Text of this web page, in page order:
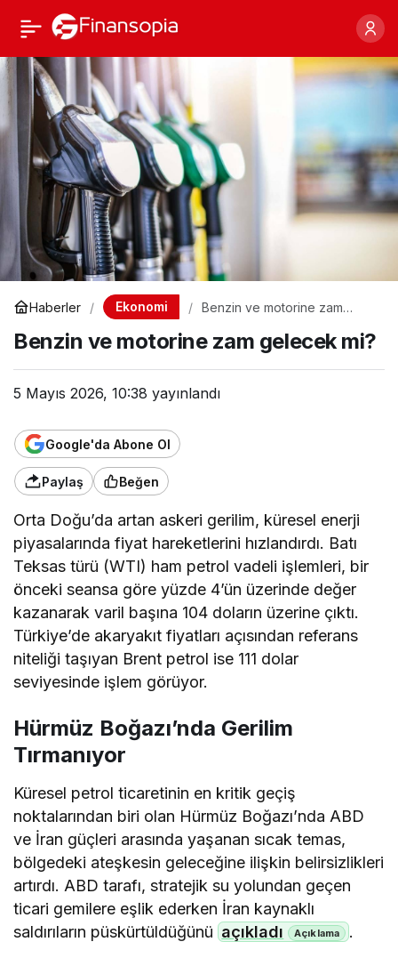
Haberler Ekonomi
Benzin ve motorine zam
Benzin ve motorine zam gelecek mi?
5 Mayıs 2026, 10:38 yayınlandı
Google'da Abone Ol
Paylaş Beğen
Orta Doğu’da artan askeri gerilim, küresel enerji
piyasalarında fiyat hareketlerini hızlandırdı. Batı
Teksas türü (WTI) ham petrol vadeli işlemleri, bir
önceki seansa göre yüzde 4’ün üzerinde değer
kazanarak varil başına 104 doların üzerine çıktı.
Türkiye’de akaryakıt fiyatları açısından referans
niteliği taşıyan Brent petrol ise 111 dolar
seviyesinde işlem görüyor.
Hürmüz Boğazı’nda Gerilim
Tırmanıyor
Küresel petrol ticaretinin en kritik geçiş
noktalarından biri olan Hürmüz Boğazı’nda ABD
ve İran güçleri arasında yaşanan sıcak temas,
bölgedeki ateşkesin geleceğine ilişkin belirsizlikleri
artırdı. ABD tarafı, stratejik su yolundan geçen
ticari gemilere eşlik ederken İran kaynaklı
saldırıların püskürtüldüğünü açıkladı .
Benzin ve motorine zam
gelecek mi?
Paylaş